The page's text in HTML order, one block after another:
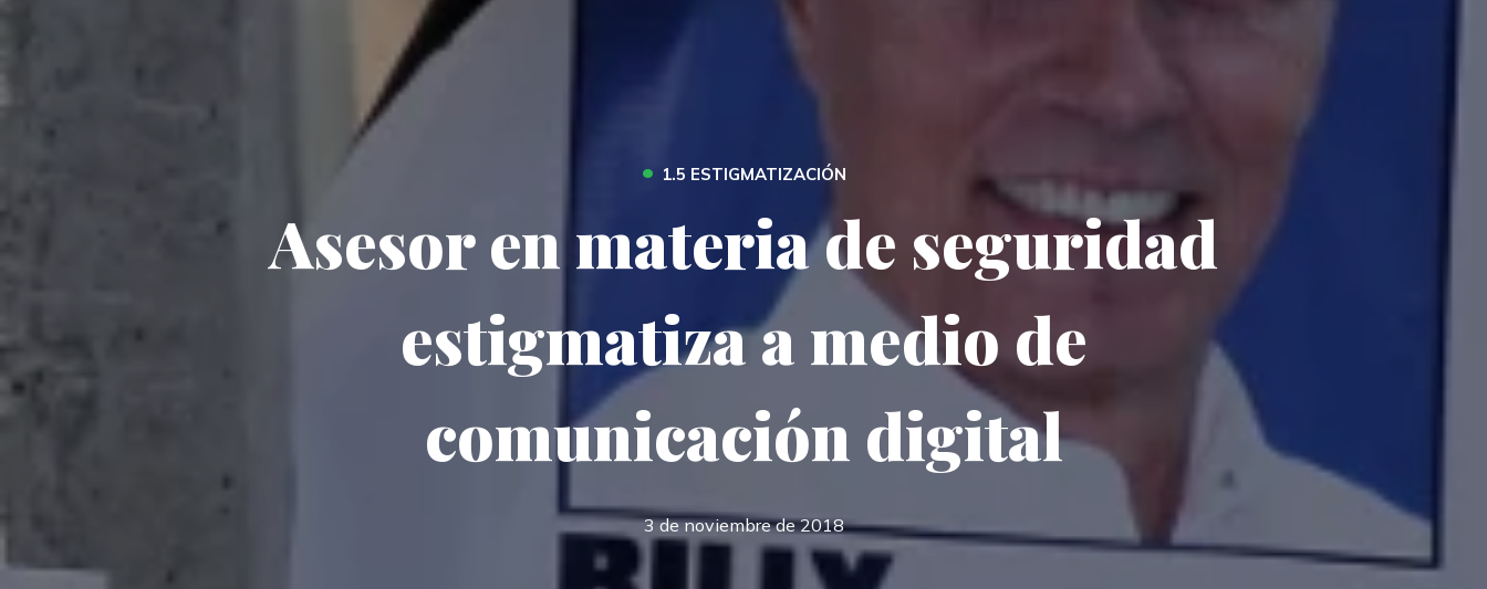
• 1.5 ESTIGMATIZACIÓN
Asesor en materia de seguridad
estigmatiza a medio de
comunicación digital
3 de noviembre de 2018